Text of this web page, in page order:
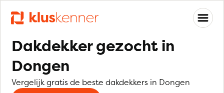
Dakdekker gezocht in
Dongen
Vergelijk gratis de beste dakdekkers in Dongen